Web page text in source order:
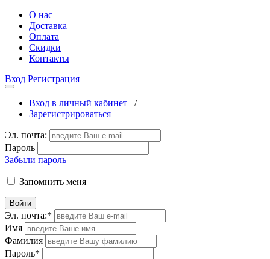
О нас
Доставка
Оплата
Скидки
Контакты
Вход Регистрация
Вход в личный кабинет
/
Зарегистрироваться
Эл. почта:
Пароль
Забыли пароль
Запомнить меня
Войти
Эл. почта:*
Имя
Фамилия
Пароль*